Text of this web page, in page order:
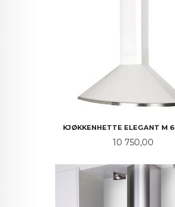
KJØKKENHETTE ELEGANT M
Pris
10 750,00